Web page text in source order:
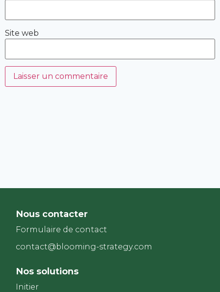
Site web
Nous contacter
Formulaire de contact
contact@blooming-strategy.com
Nos solutions
Initier